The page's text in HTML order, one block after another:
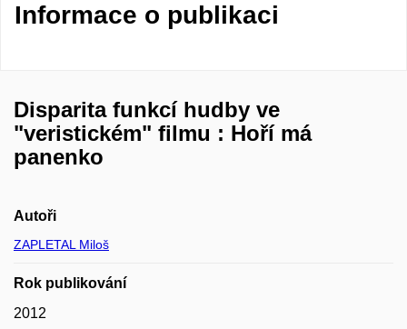
Informace o publikaci
Disparita funkcí hudby ve
"veristickém" filmu : Hoří má
panenko
Autoři
ZAPLETAL Miloš
Rok publikování
2012